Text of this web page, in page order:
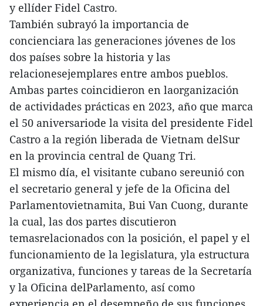
y ellíder Fidel Castro.
También subrayó la importancia de
concienciara las generaciones jóvenes de los
dos países sobre la historia y las
relacionesejemplares entre ambos pueblos.
Ambas partes coincidieron en laorganización
de actividades prácticas en 2023, año que marca
el 50 aniversariode la visita del presidente Fidel
Castro a la región liberada de Vietnam delSur
en la provincia central de Quang Tri.
El mismo día, el visitante cubano sereunió con
el secretario general y jefe de la Oficina del
Parlamentovietnamita, Bui Van Cuong, durante
la cual, las dos partes discutieron
temasrelacionados con la posición, el papel y el
funcionamiento de la legislatura, yla estructura
organizativa, funciones y tareas de la Secretaría
y la Oficina delParlamento, así como